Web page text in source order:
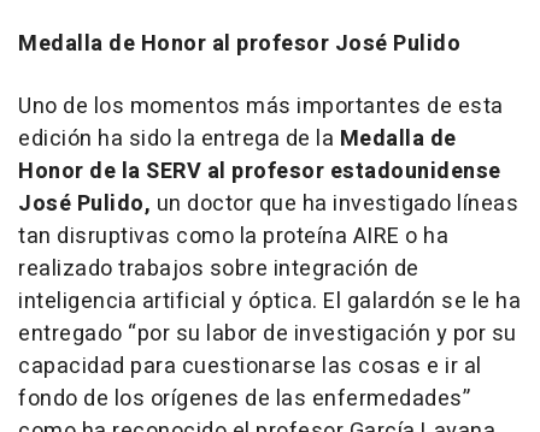
Medalla de Honor al profesor José Pulido
Uno de los momentos más importantes de esta
edición ha sido la entrega de la Medalla de
Honor de la SERV al profesor estadounidense
José Pulido, un doctor que ha investigado líneas
tan disruptivas como la proteína AIRE o ha
realizado trabajos sobre integración de
inteligencia artificial y óptica. El galardón se le ha
entregado “por su labor de investigación y por su
capacidad para cuestionarse las cosas e ir al
fondo de los orígenes de las enfermedades”